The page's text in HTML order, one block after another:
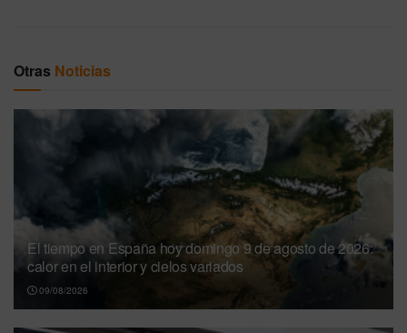
Otras Noticias
El tiempo en España hoy domingo 9 de agosto de 2026:
calor en el interior y cielos variados
09/08/2026